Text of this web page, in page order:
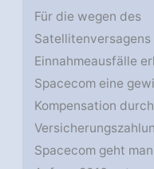
Für die wegen des
Einnahmeausfälle
Spacecom eine
Kompensation durch
Spacecom geht